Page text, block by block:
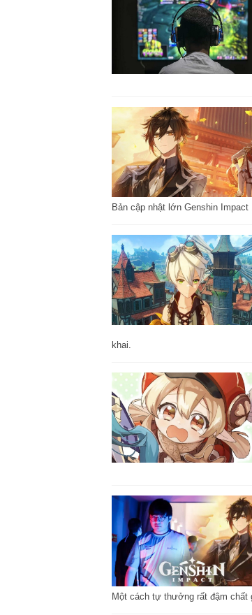
Bản cập nhật lớn Genshin
khai.
Một cách tự thưởng rất đậm chất